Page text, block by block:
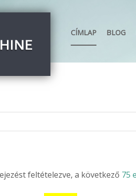
CÍMLAP BLOG
feltételezve, a következő 75